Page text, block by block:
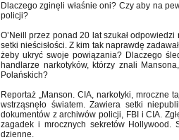
Dlaczego zginęli właśnie oni? Czy aby na
policji?
O’Neill przez ponad 20 lat szukał
setki nieścisłości. Z kim tak naprawdę
żeby ukryć swoje powiązania? Dlaczego
handlarze narkotyków, którzy znali
Polańskich?
Reportaż „Manson. CIA, narkotyki, mroczne
wstrząsnęło światem. Zawiera setki
dokumentów z archiwów policji, FBI i CIA.
zagadek i mrocznych sekretów Hollywood.
dzienne.